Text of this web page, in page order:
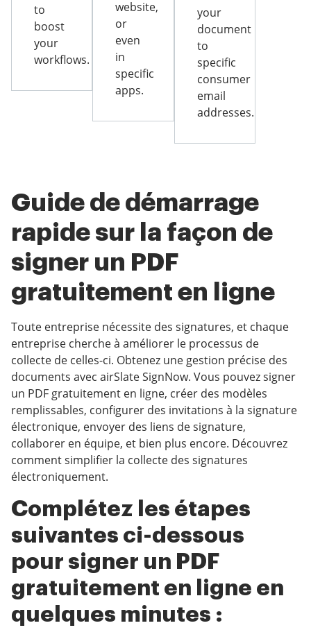
to
boost
your
workflows.
website,
or
even
in
specific
apps.
your
document
to
specific
consumer
email
addresses.
Guide de démarrage
rapide sur la façon de
signer un PDF
gratuitement en ligne
Toute entreprise nécessite des signatures, et chaque
entreprise cherche à améliorer le processus de
collecte de celles-ci. Obtenez une gestion précise des
documents avec airSlate SignNow. Vous pouvez signer
un PDF gratuitement en ligne, créer des modèles
remplissables, configurer des invitations à la signature
électronique, envoyer des liens de signature,
collaborer en équipe, et bien plus encore. Découvrez
comment simplifier la collecte des signatures
électroniquement.
Complétez les étapes
suivantes ci-dessous
pour signer un PDF
gratuitement en ligne en
quelques minutes :